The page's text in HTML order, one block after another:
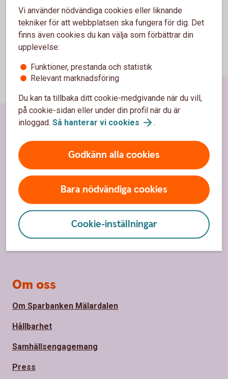
Vi använder nödvändiga cookies eller liknande
tekniker för att webbplatsen ska fungera för dig. Det
finns även cookies du kan välja som förbättrar din
upplevelse:
Funktioner, prestanda och statistik
Relevant marknadsföring
Du kan ta tillbaka ditt cookie-medgivande när du vill,
på cookie-sidan eller under din profil när du är
inloggad. Så hanterar vi cookies .
Godkänn alla cookies
Bara nödvändiga cookies
Cookie-inställningar
Sidfot
Hitta snabbt
Kontakt
Spärrhjälp
Hitta bankkontor
Bli kund
Om oss
Om Sparbanken Mälardalen
Hållbarhet
Samhällsengagemang
Press